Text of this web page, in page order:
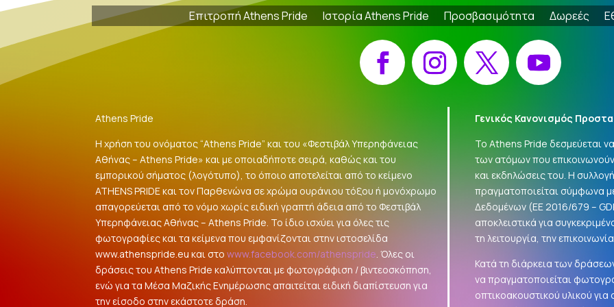
Επιτροπή Athens Pride Ιστορία Athens Pride Προσβασιμότητα Δωρεές
Facebook Instagram X YouTube
Athens Pride
Η χρήση του ονόματος “Athens Pride” και του «Φεστιβάλ Υπερηφάνειας
Αθήνας – Athens Pride» και με οποιαδήποτε σειρά, καθώς και του
εμπορικού σήματος (λογότυπο), το όποιο αποτελείται από το κείμενο
ATHENS PRIDE και τον Παρθενώνα σε χρώμα ουράνιου τόξου ή μονόχρωμο
απαγορεύεται από το νόμο χωρίς ειδική γραπτή άδεια από το Φεστιβάλ
Υπερηφάνειας Αθήνας – Athens Pride. Το ίδιο ισχύει για όλες τις
φωτογραφίες και τα κείμενα που εμφανίζονται στην ιστοσελίδα
www.athenspride.eu και στοwww.facebook.com/athenspride. Όλες οι
δράσεις του Athens Pride καλύπτονται με φωτογράφιση / βιντεοσκόπηση,
ενώ για τα Μέσα Μαζικής Ενημέρωσης απαιτείται ειδική διαπίστευση για
την είσοδο στην εκάστοτε δράση.
Γενικός Κανονισμός
Το Athens Pride δεσμεύεται
των ατόμων που
και εκδηλώσεις του. Η
πραγματοποιείται σύμφωνα
Δεδομένων (ΕΕ 2016/679 –
αποκλειστικά για
τη λειτουργία, την
Κατά τη διάρκεια των
να πραγματοποιείται
οπτικοακουστικού υλικού